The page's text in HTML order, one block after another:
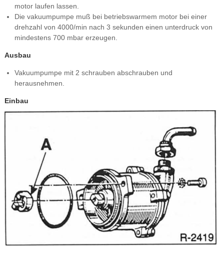
motor laufen lassen.
Die vakuumpumpe muß bei betriebswarmem motor bei einer
drehzahl von 4000/min nach 3 sekunden einen unterdruck von
mindestens 700 mbar erzeugen.
Ausbau
Vakuumpumpe mit 2 schrauben abschrauben und
herausnehmen.
Einbau